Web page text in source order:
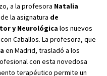
a la profesora Natalia
la asignatura de
y Neurológica los nuevos
Caballos. La profesora, que
en Madrid, trasladó a los
con esta novedosa
terapéutico permite un